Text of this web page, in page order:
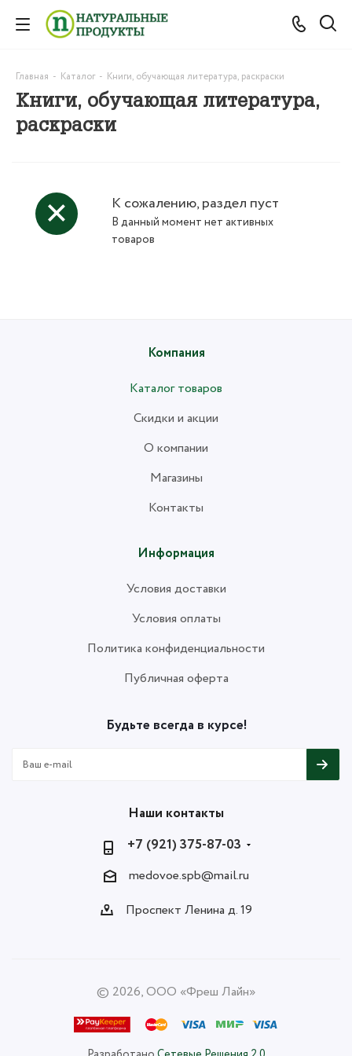
Книги, обучающая литература,
раскраски
Главная - Каталог - Книги, обучающая литература, раскраски
К сожалению, раздел пуст
В данный момент нет активных
товаров
Компания
Каталог товаров
Скидки и акции
О компании
Магазины
Контакты
Информация
Условия доставки
Условия оплаты
Политика конфиденциальности
Публичная оферта
Будьте всегда в курсе!
Наши контакты
+7 (921) 375-87-03
medovoe.spb@mail.ru
Проспект Ленина д. 19
© 2026, ООО «Фреш Лайн»